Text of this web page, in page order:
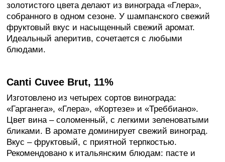
золотистого цвета делают из винограда «Глера»,
собранного в одном сезоне. У шампанского свежий
фруктовый вкус и насыщенный свежий аромат.
Идеальный аперитив, сочетается с любыми
блюдами.
Canti Cuvee Brut, 11%
Изготовлено из четырех сортов винограда:
«Гарганега», «Глера», «Кортезе» и «Треббиано».
Цвет вина – соломенный, с легкими зеленоватыми
бликами. В аромате доминирует свежий виноград.
Вкус – фруктовый, с приятной терпкостью.
Рекомендовано к итальянским блюдам: пасте и